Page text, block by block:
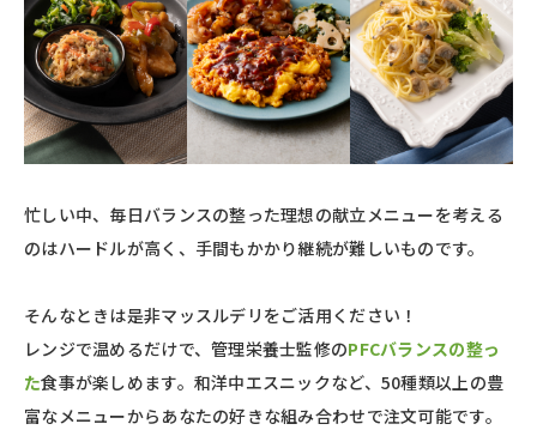
忙しい中、毎日バランスの整った理想の献立メニューを考える
のはハードルが高く、手間もかかり継続が難しいものです。
そんなときは是非マッスルデリをご活用ください！
レンジで温めるだけで、管理栄養士監修のPFCバランスの整っ
た食事が楽しめます。和洋中エスニックなど、50種類以上の豊
富なメニューからあなたの好きな組み合わせで注文可能です。